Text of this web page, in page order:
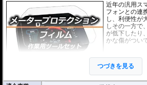
近年の汎用ス
フォンとの連
し、利便性が
しその一方で
が低下したり
かな傷がつい
汚れからディ
トには２枚の
ンチグレア)が
合わせたものをご利用いただけます。
つづきを見る